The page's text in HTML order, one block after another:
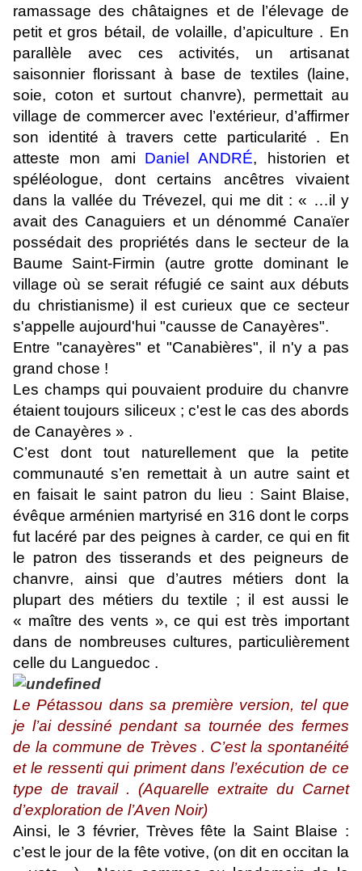
ramassage des châtaignes et de l’élevage de
petit et gros bétail, de volaille, d’apiculture . En
parallèle avec ces activités, un artisanat
saisonnier florissant à base de textiles (laine,
soie, coton et surtout chanvre), permettait au
village de commercer avec l’extérieur, d’affirmer
son identité à travers cette particularité . En
atteste mon ami
Daniel ANDRÉ, historien et
spéléologue, dont certains ancêtres vivaient
dans la vallée du Trévezel, qui me dit : « …il y
avait des Canaguiers et un dénommé Canaïer
possédait des propriétés dans le secteur de la
Baume Saint-Firmin (autre grotte dominant le
village où se serait réfugié ce saint aux débuts
du christianisme) il est curieux que ce secteur
s'appelle aujourd'hui "causse de Canayères".
Entre "canayères" et "Canabières", il n'y a pas
grand chose !
Les champs qui pouvaient produire du chanvre
étaient toujours siliceux ; c'est le cas des abords
de Canayères » .
C’est dont tout naturellement que la petite
communauté s’en remettait à un autre saint et
en faisait le saint patron du lieu : Saint Blaise,
évêque arménien martyrisé en 316 dont le corps
fut lacéré par des peignes à carder, ce qui en fit
le patron des tisserands et des peigneurs de
chanvre, ainsi que d’autres métiers dont la
plupart des métiers du textile ; il est aussi le
« maître des vents », ce qui est très important
dans de nombreuses cultures, particulièrement
celle du Languedoc .
Le Pétassou dans sa première version, tel que
je l’ai dessiné pendant sa tournée des fermes
de la commune de Trèves . C’est la spontanéité
et le ressenti qui priment dans l’exécution de ce
type de travail . (Aquarelle extraite du Carnet
d’exploration de l’Aven Noir)
Ainsi, le 3 février, Trèves fête la Saint Blaise :
c’est le jour de la fête votive, (on dit en occitan la